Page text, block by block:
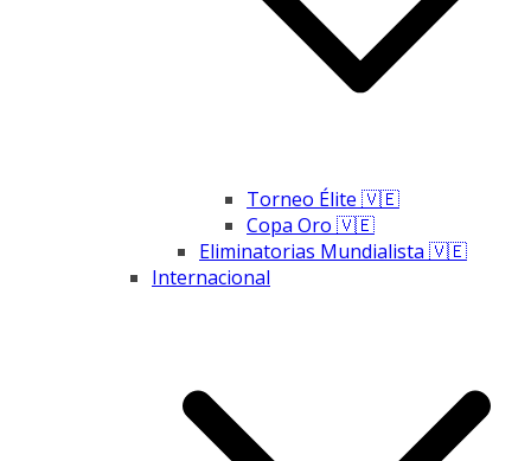
Torneo Élite 🇻🇪
Copa Oro 🇻🇪
Eliminatorias Mundialista 🇻🇪
Internacional